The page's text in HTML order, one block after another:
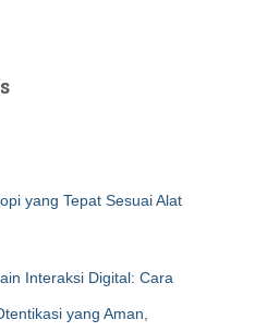
yang Tepat Sesuai Alat
Interaksi Digital: Cara
yang Aman,